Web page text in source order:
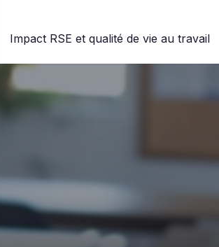
Impact RSE et qualité de vie au travail